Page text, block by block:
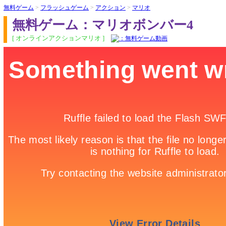
無料ゲーム > フラッシュゲーム > アクション > マリオ
無料ゲーム：マリオボンバー4
[ オンラインアクションマリオ ]